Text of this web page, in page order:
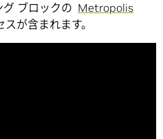
ブロックの Metropolis
が含まれます。